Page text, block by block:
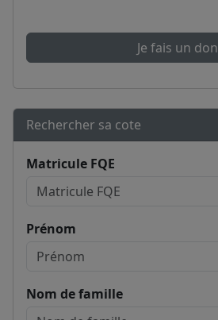
Je fais un don
Rechercher sa cote
Matricule FQE
Prénom
Nom de famille